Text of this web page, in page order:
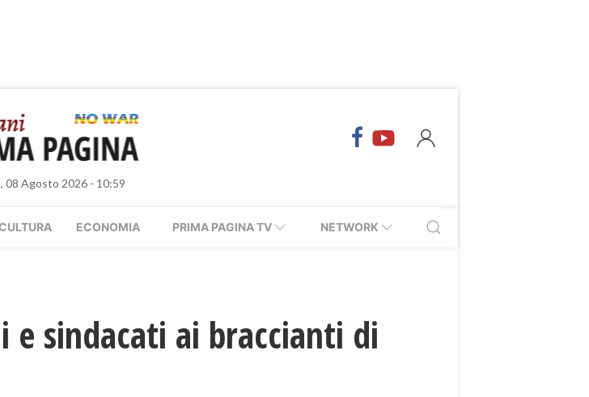
08 Agosto 2026 - 10:59
ECONOMIA PRIMA PAGINA TV NETWORK
e sindacati ai braccianti di